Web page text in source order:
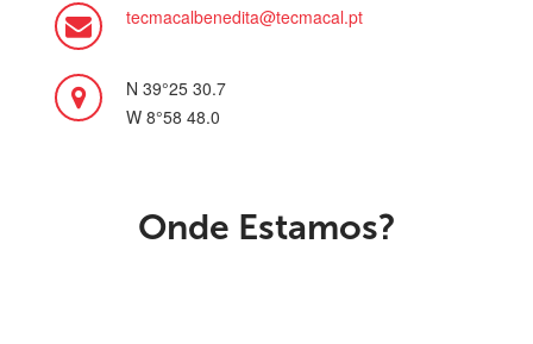
tecmacalbenedita@tecmacal.pt
N 39°25 30.7
W 8°58 48.0
Onde Estamos?